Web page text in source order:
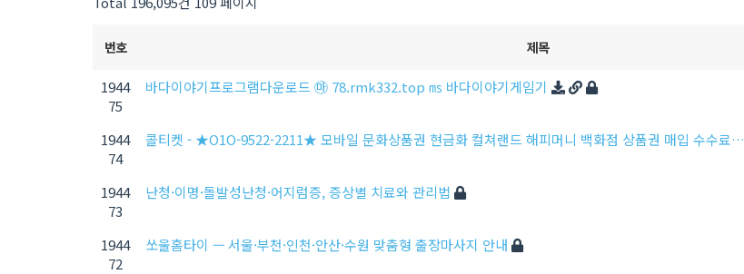
번호 제목
1944
75
바다이야기프로그램다운로드 ㉲ 78.rmk332.top ㎳ 바다이야기게임기
1944
74
콜티켓 - ★O1O-9522-2211★ 모바일 문화상품권 현금화 컬쳐랜드 해피머니 백화점 상품권 매입 수수료…
1944
73
난청·이명·돌발성난청·어지럼증, 증상별 치료와 관리법
1944
72
쏘울홈타이 — 서울·부천·인천·안산·수원 맞춤형 출장마사지 안내